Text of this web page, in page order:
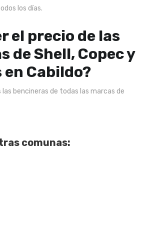
los días.
el precio de las
de Shell, Copec y
Cabildo?
bencineras de todas las marcas de
comunas: